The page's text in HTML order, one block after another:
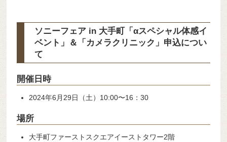
ソニーフェア in 大手町「αスペシャル体感イ
ベント」＆「カメラクリニック」申込につい
て
開催日時
2024年6月29日（土）10:00〜16：30
場所
大手町ファーストスクエアイーストタワー2階